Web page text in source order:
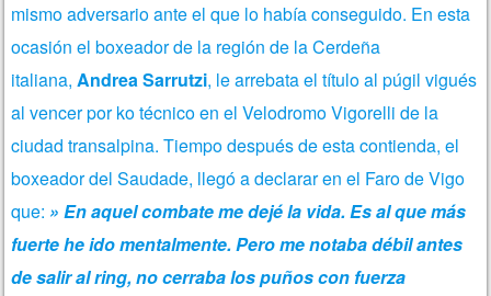
mismo adversario ante el que lo había conseguido. En esta
ocasión el boxeador de la región de la Cerdeña
italiana,Andrea Sarrutzi, le arrebata el título al púgil vigués
al vencer por ko técnico en el Velodromo Vigorelli de la
ciudad transalpina. Tiempo después de esta contienda, el
boxeador del Saudade, llegó a declarar en el Faro de Vigo
que: » En aquel combate me dejé la vida. Es al que más
fuerte he ido mentalmente. Pero me notaba débil antes
de salir al ring, no cerraba los puños con fuerza